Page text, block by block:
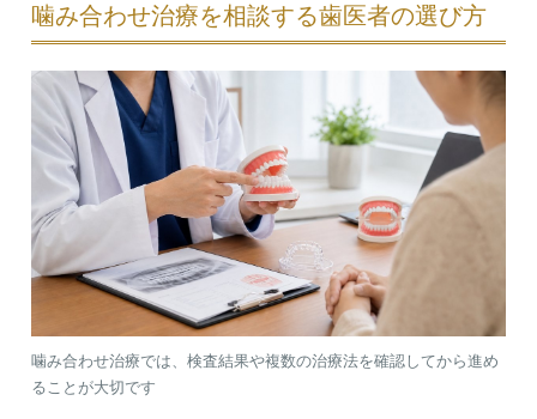
噛み合わせ治療を相談する歯医者の選び方
噛み合わせ治療では、検査結果や複数の治療法を確認してから進め
ることが大切です